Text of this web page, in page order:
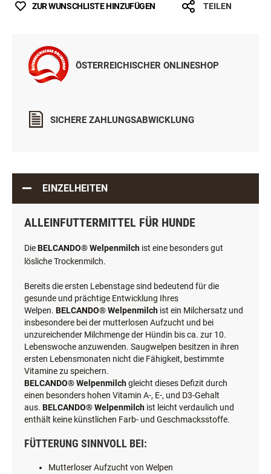
ZUR WUNSCHLISTE HINZUFÜGEN TEILEN
ÖSTERREICHISCHER ONLINESHOP
SICHERE ZAHLUNGSABWICKLUNG
EINZELHEITEN
ALLEINFUTTERMITTEL FÜR HUNDE
DieBELCANDO® Welpenmilch ist eine besonders gut
lösliche Trockenmilch.
Bereits die ersten Lebenstage sind bedeutend für die
gesunde und prächtige Entwicklung Ihres
Welpen. BELCANDO® Welpenmilch ist ein Milchersatz und
insbesondere bei der mutterlosen Aufzucht und bei
unzureichender Milchmenge der Hündin bis ca. zur 10.
Lebenswoche anzuwenden. Saugwelpen besitzen in ihren
ersten Lebensmonaten nicht die Fähigkeit, bestimmte
Vitamine zu speichern.
BELCANDO® Welpenmilchgleicht dieses Defizit durch
einen besonders hohen Vitamin A-, E-, und D3-Gehalt
aus. BELCANDO® Welpenmilch ist leicht verdaulich und
enthält keine künstlichen Farb- und Geschmacksstoffe.
FÜTTERUNG SINNVOLL BEI:
Mutterloser Aufzucht von Welpen